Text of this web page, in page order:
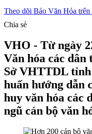
Theo dõi Báo Văn Hóa trên
Chia sẻ
VHO - Từ ngày
Văn hóa các
Sở VHTTDL
huấn hướng dẫn
huy văn hóa các
ngũ cán bộ văn